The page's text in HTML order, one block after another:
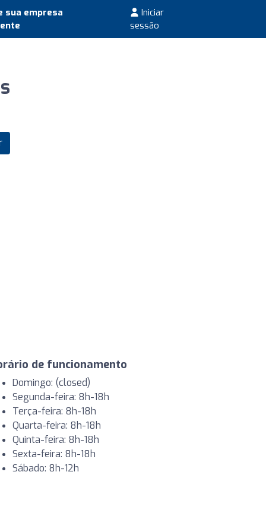
sua empresa
Iniciar
sessão
de funcionamento
Domingo: (closed)
Segunda-feira: 8h-18h
Terça-feira: 8h-18h
Quarta-feira: 8h-18h
Quinta-feira: 8h-18h
Sexta-feira: 8h-18h
Sábado: 8h-12h